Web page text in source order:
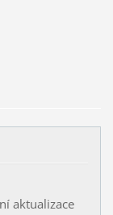
aktualizace